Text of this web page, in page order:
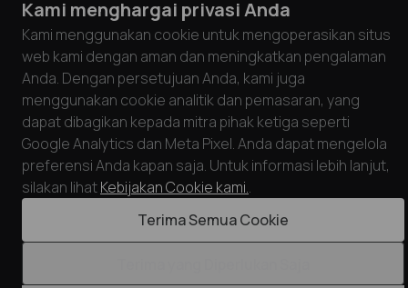
Kami menghargai privasi Anda
Kami menggunakan cookie untuk mengoperasikan situs
web kami dengan aman dan meningkatkan pengalaman
Anda. Dengan persetujuan Anda, kami juga
menggunakan cookie analitik dan pemasaran, yang
dapat dibagikan kepada mitra pihak ketiga seperti
Google Analytics dan Meta Pixel. Anda dapat mengelola
preferensi Anda kapan saja. Untuk informasi lebih lanjut,
silakan lihatKebijakan Cookie kami..
Terima Semua Cookie